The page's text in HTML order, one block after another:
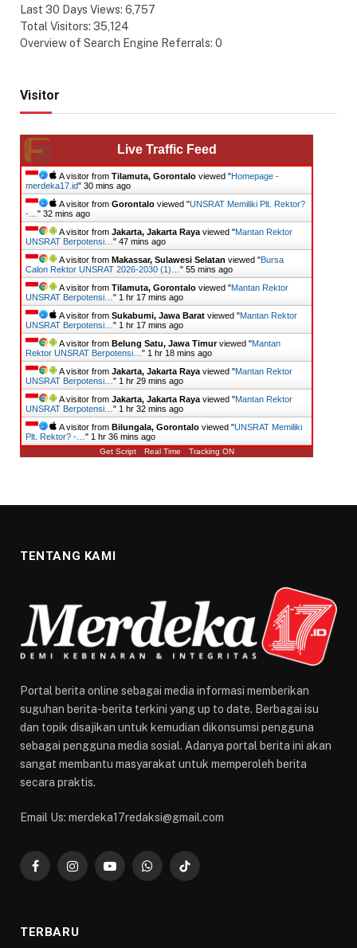
Last 30 Days Views: 6,757
Total Visitors: 35,124
Overview of Search Engine Referrals: 0
Visitor
Live Traffic Feed
A visitor from Tilamuta, Gorontalo viewed "Homepage -
merdeka17.id" 30 mins ago
A visitor from Gorontalo viewed "UNSRAT Memiliki Plt. Rektor?
-… " 32 mins ago
A visitor from Jakarta, Jakarta Raya viewed "Mantan Rektor
UNSRAT Berpotensi… " 47 mins ago
A visitor from Makassar, Sulawesi Selatan viewed "Bursa
Calon Rektor UNSRAT 2026-2030 (1)… " 55 mins ago
A visitor from Tilamuta, Gorontalo viewed "Mantan Rektor
UNSRAT Berpotensi… " 1 hr 17 mins ago
A visitor from Sukabumi, Jawa Barat viewed "Mantan Rektor
UNSRAT Berpotensi… " 1 hr 18 mins ago
A visitor from Belung Satu, Jawa Timurviewed "Mantan
Rektor UNSRAT Berpotensi… " 1 hr 18 mins ago
A visitor from Jakarta, Jakarta Raya viewed "Mantan Rektor
UNSRAT Berpotensi… " 1 hr 29 mins ago
A visitor from Jakarta, Jakarta Raya viewed "Mantan Rektor
UNSRAT Berpotensi… " 1 hr 32 mins ago
A visitor from Bilungala, Gorontalo viewed "UNSRAT Memiliki
Plt. Rektor? -… " 1 hr 36 mins ago
Get Script Real Time Tracking ON
TENTANG KAMI
Portal berita online sebagai media informasi memberikan
suguhan berita-berita terkini yang up to date. Berbagai isu
dan topik disajikan untuk kemudian dikonsumsi pengguna
sebagai pengguna media sosial. Adanya portal berita ini akan
sangat membantu masyarakat untuk memperoleh berita
secara praktis.
Email Us: merdeka17redaksi@gmail.com
FacebookInstagramYouTubeWhatsAppTikTok
TERBARU